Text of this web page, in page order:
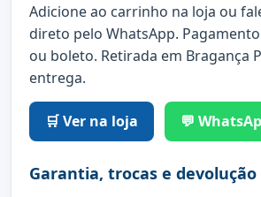
Adicione ao carrinho na loja ou
direto pelo WhatsApp.
ou boleto. Retirada em Bragança
entrega.
🛒 Ver na loja 💬
Garantia, trocas e devolução